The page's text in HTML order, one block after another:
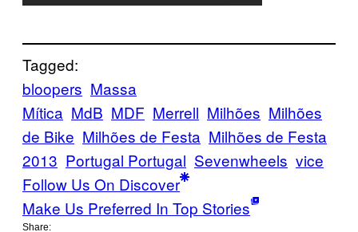
Tagged:
bloopers Massa
Mítica MdB MDF Merrell Milhões Milhões
de Bike Milhões de Festa Milhões de Festa
2013 Portugal Portugal Sevenwheels vice
Follow Us On Discover
Make Us Preferred In Top Stories
Share: